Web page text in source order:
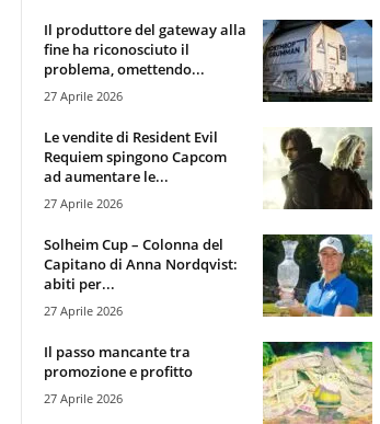
Il produttore del gateway alla
fine ha riconosciuto il
problema, omettendo...
27 Aprile 2026
Le vendite di Resident Evil
Requiem spingono Capcom
ad aumentare le...
27 Aprile 2026
Solheim Cup – Colonna del
Capitano di Anna Nordqvist:
abiti per...
27 Aprile 2026
Il passo mancante tra
promozione e profitto
27 Aprile 2026